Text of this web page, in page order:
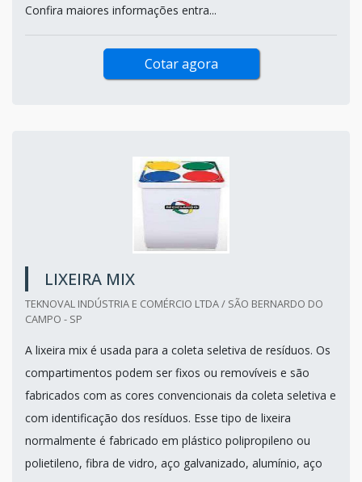
Confira maiores informações entra...
Cotar agora
LIXEIRA MIX
TEKNOVAL INDÚSTRIA E COMÉRCIO LTDA / SÃO BERNARDO DO
CAMPO - SP
A lixeira mix é usada para a coleta seletiva de resíduos. Os
compartimentos podem ser fixos ou removíveis e são
fabricados com as cores convencionais da coleta seletiva e
com identificação dos resíduos. Esse tipo de lixeira
normalmente é fabricado em plástico polipropileno ou
polietileno, fibra de vidro, aço galvanizado, alumínio, aço